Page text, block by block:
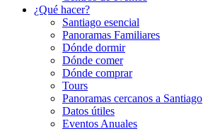
¿Qué hacer?
Santiago esencial
Panoramas Familiares
Dónde dormir
Dónde comer
Dónde comprar
Tours
Panoramas cercanos a Santiago
Datos útiles
Eventos Anuales